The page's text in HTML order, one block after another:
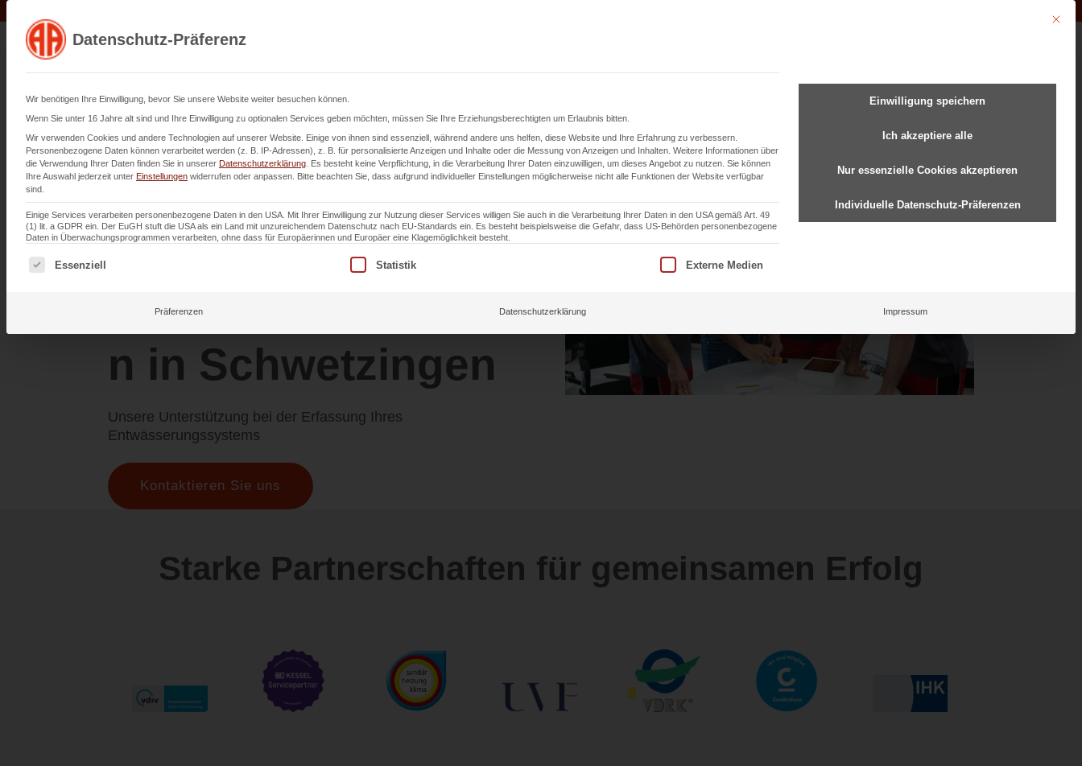
Blog
Erstellung von
Bestands- und
Entwässerungspla
n in Schwetzingen
Unsere Unterstützung bei der Erfassung Ihres
Entwässerungssystems
Kontaktieren Sie uns
Starke Partnerschaften für gemeinsamen Erfolg
Mit
Datenschutz-Präferenz
Wir benötigen Ihre Einwilligung, bevor Sie unsere Website weiter besuchen können.
Wenn Sie unter 16 Jahre alt sind und Ihre Einwilligung zu optionalen Services geben möchten, müssen Sie Ihre Erziehungsberechtigten um Erlaubnis bitten.
Wir verwenden Cookies und andere Technologien auf unserer Website. Einige von ihnen sind essenziell, während andere uns helfen, diese Website und Ihre Erfahrung zu verbessern.
Personenbezogene Daten können verarbeitet werden (z. B. IP-Adressen), z. B. für personalisierte Anzeigen und Inhalte oder die Messung von Anzeigen und Inhalten. Weitere Informationen über
die Verwendung Ihrer Daten finden Sie in unserer Datenschutzerklärung Es besteht keine Verpflichtung, in die Verarbeitung Ihrer Daten einzuwilligen, um dieses Angebot zu nutzen. Sie können
Ihre Auswahl jederzeit unter Einstellungen widerrufen oder anpassen. Bitte beachten Sie, dass aufgrund individueller Einstellungen möglicherweise nicht alle Funktionen der Website verfügbar
sind.
Einige Services verarbeiten personenbezogene Daten in den USA. Mit Ihrer Einwilligung zur Nutzung dieser Services willigen Sie auch in die Verarbeitung Ihrer Daten in den USA gemäß Art. 49
(1) lit. a GDPR ein. Der EuGH stuft die USA als ein Land mit unzureichendem Datenschutz nach EU-Standards ein. Es besteht beispielsweise die Gefahr, dass US-Behörden personenbezogene
Daten in Überwachungsprogrammen verarbeiten, ohne dass für Europäerinnen und Europäer eine Klagemöglichkeit besteht.
Es folgt eine Liste der Service-Gruppen, für die eine Einwilligung erteilt werden kann. Die erste Service-Gruppe ist essenziell und kann nicht abgewählt werden.
Essenziell Statistik Externe Medien
Einwilligung speichern
Ich akzeptiere alle
Nur essenzielle Cookies akzeptieren
Individuelle Datenschutz-Präferenzen
Präferenzen Datenschutzerklärung Impressum